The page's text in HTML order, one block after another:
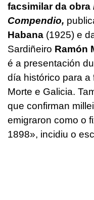
facsimilar da obra
Compendio,
Habana (1925) e
Sardiñeiro Ramón
é a presentación
día histórico para a
Morte e Galicia.
que confirman
emigraron como o
1898», incidiu o